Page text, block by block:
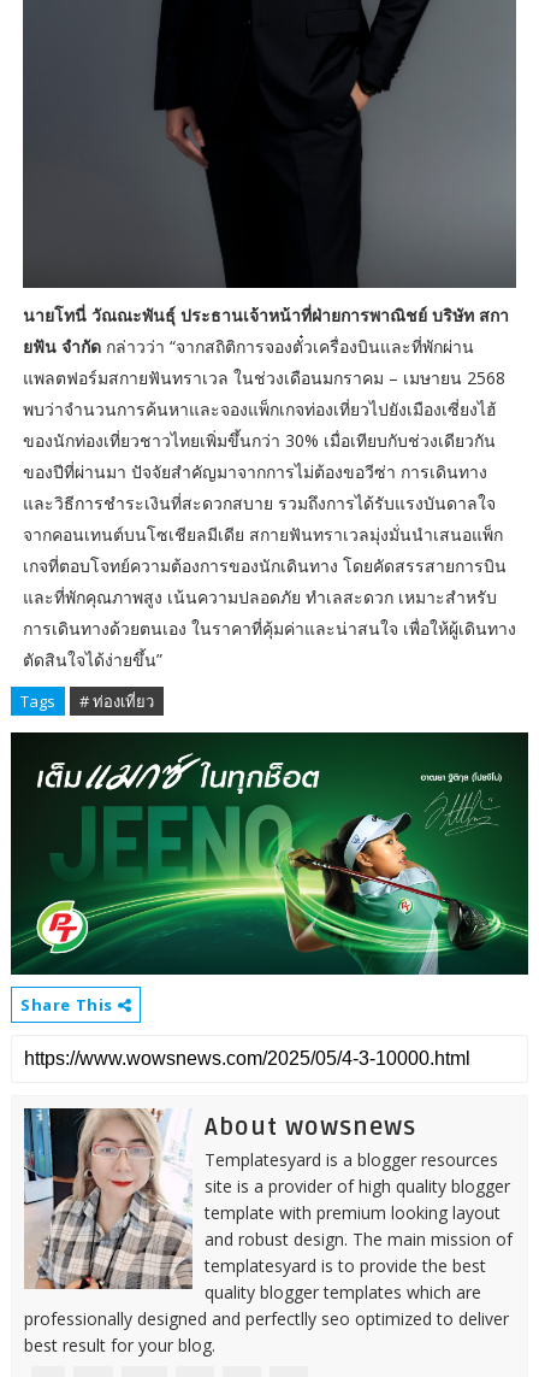
นายโทนี่ วัณณะพันธุ์ ประธานเจ้าหน้าที่ฝ่ายการพาณิชย์ บริษัท สกา
ยฟัน จำกัดกล่าวว่า “จากสถิติการจองตั๋วเครื่องบินและที่พักผ่าน
แพลตฟอร์มสกายฟันทราเวล ในช่วงเดือนมกราคม – เมษายน 2568
พบว่าจำนวนการค้นหาและจองแพ็กเกจท่องเที่ยวไปยังเมืองเซี่ยงไฮ้
ของนักท่องเที่ยวชาวไทยเพิ่มขึ้นกว่า 30% เมื่อเทียบกับช่วงเดียวกัน
ของปีที่ผ่านมา ปัจจัยสำคัญมาจากการไม่ต้องขอวีซ่า การเดินทาง
และวิธีการชำระเงินที่สะดวกสบาย รวมถึงการได้รับแรงบันดาลใจ
จากคอนเทนต์บนโซเชียลมีเดีย สกายฟันทราเวลมุ่งมั่นนำเสนอแพ็ก
เกจที่ตอบโจทย์ความต้องการของนักเดินทาง โดยคัดสรรสายการบิน
และที่พักคุณภาพสูง เน้นความปลอดภัย ทำเลสะดวก เหมาะสำหรับ
การเดินทางด้วยตนเอง ในราคาที่คุ้มค่าและน่าสนใจ เพื่อให้ผู้เดินทาง
ตัดสินใจได้ง่ายขึ้น”
Tags # ท่องเที่ยว
Share This
About wowsnews
Templatesyard is a blogger resources
site is a provider of high quality blogger
template with premium looking layout
and robust design. The main mission of
templatesyard is to provide the best
quality blogger templates which are
professionally designed and perfectlly seo optimized to deliver
best result for your blog.